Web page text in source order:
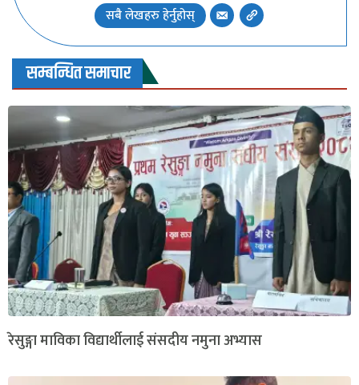
सबै लेखहरु हेर्नुहोस्
सम्बन्धित समाचार
रेसुङ्गा माविका विद्यार्थीलाई संसदीय नमुना अभ्यास